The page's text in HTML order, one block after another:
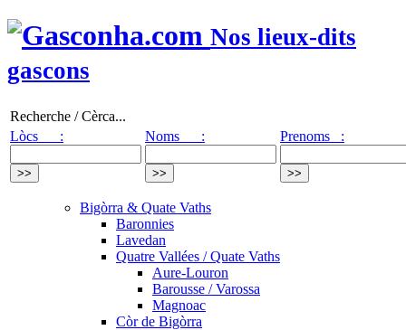
Nos lieux-dits
gascons
Recherche / Cèrca...
Lòcs :
Noms : Prenoms :
Bigòrra & Quate Vaths
Baronnies
Lavedan
Quatre Vallées / Quate Vaths
Aure-Louron
Barousse / Varossa
Magnoac
Còr de Bigòrra